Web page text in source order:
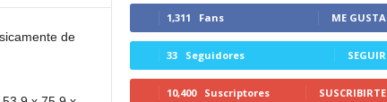
de
1,311 Fans ME GUSTA
33 Seguidores SEGUIR
10,400 Suscriptores SUSCRIBIRTE